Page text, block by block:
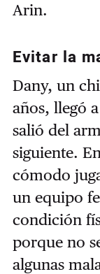
Arin.
Evitar la
Dany, un
años, llegó
salió del
siguiente.
cómodo
un equipo
condición
porque no
algunas